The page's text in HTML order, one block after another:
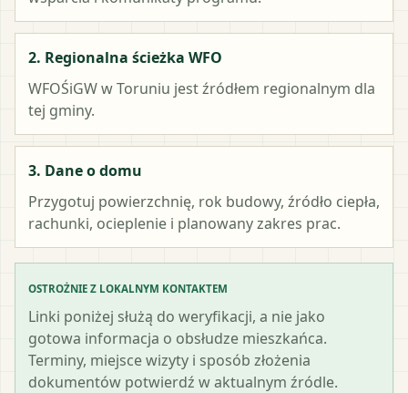
2. Regionalna ścieżka WFO
WFOŚiGW w Toruniu jest źródłem regionalnym dla
tej gminy.
3. Dane o domu
Przygotuj powierzchnię, rok budowy, źródło ciepła,
rachunki, ocieplenie i planowany zakres prac.
OSTROŻNIE Z LOKALNYM KONTAKTEM
Linki poniżej służą do weryfikacji, a nie jako
gotowa informacja o obsłudze mieszkańca.
Terminy, miejsce wizyty i sposób złożenia
dokumentów potwierdź w aktualnym źródle.